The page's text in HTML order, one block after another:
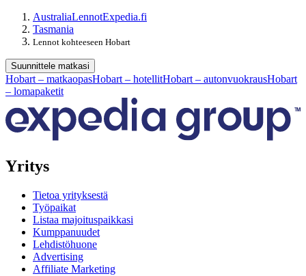
AustraliaLennotExpedia.fi
Tasmania
Lennot kohteeseen Hobart
Suunnittele matkasi
Hobart – matkaopasHobart – hotellitHobart – autonvuokrausHobart
– lomapaketit
Yritys
Tietoa yrityksestä
Työpaikat
Listaa majoituspaikkasi
Kumppanuudet
Lehdistöhuone
Advertising
Affiliate Marketing